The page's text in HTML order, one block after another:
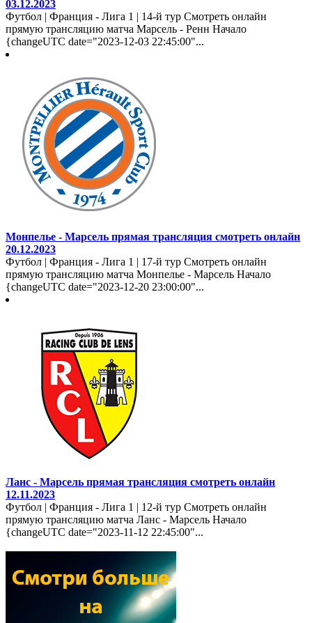
03.12.2023
Футбол | Франция - Лига 1 | 14-й тур Смотреть онлайн
прямую трансляцию матча Марсель - Ренн Начало
{changeUTC date="2023-12-03 22:45:00"...
Монпелье - Марсель прямая трансляция смотреть онлайн
20.12.2023
Футбол | Франция - Лига 1 | 17-й тур Смотреть онлайн
прямую трансляцию матча Монпелье - Марсель Начало
{changeUTC date="2023-12-20 23:00:00"...
Ланс - Марсель прямая трансляция смотреть онлайн
12.11.2023
Футбол | Франция - Лига 1 | 12-й тур Смотреть онлайн
прямую трансляцию матча Ланс - Марсель Начало
{changeUTC date="2023-11-12 22:45:00"...